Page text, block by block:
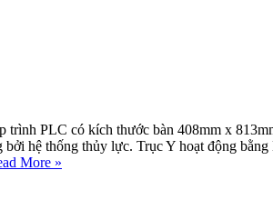
PLC có kích thước bàn 408mm x
hệ thống thủy lực. Trục Y hoạt động
More »